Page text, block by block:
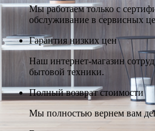
Мы работаем только с
обслуживание в сервисных
Гарантия низких цен
Наш интернет-магазин
бытовой техники.
Полный возврат стоимости
Мы полностью вернем вам